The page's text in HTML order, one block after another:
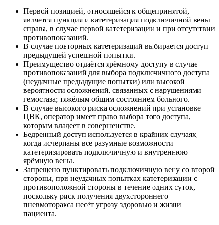
Первой позицией, относящейся к общепринятой,
является пункция и катетеризация подключичной вены
справа, в случае первой катетеризации и при отсутствии
противопоказаний.
В случае повторных катетеризаций выбирается доступ
предыдущей успешной попытки.
Преимущество отдаётся ярёмному доступу в случае
противопоказаний для выбора подключичного доступа
(неудачные предыдущие попытки) или высокой
вероятности осложнений, связанных с нарушениями
гемостаза; тяжёлым общим состоянием больного.
В случае высокого риска осложнений при установке
ЦВК, оператор имеет право выбора того доступа,
которым владеет в совершенстве.
Бедренный доступ используется в крайних случаях,
когда исчерпаны все разумные возможности
катетеризировать подключичную и внутреннюю
ярёмную вены.
Запрещено пунктировать подключичную вену со второй
стороны, при неудачных попытках катетеризации с
противоположной стороны в течение одних суток,
поскольку риск получения двухстороннего
пневмоторакса несёт угрозу здоровью и жизни
пациента.